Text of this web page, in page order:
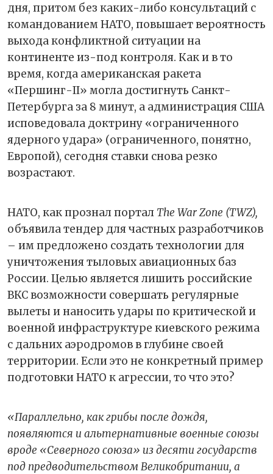
дня, притом без каких-либо консультаций с
командованием НАТО, повышает вероятность
выхода конфликтной ситуации на
континенте из-под контроля. Как и в то
время, когда американская ракета
«Першинг-II» могла достигнуть Санкт-
Петербурга за 8 минут, а администрация США
исповедовала доктрину «ограниченного
ядерного удара» (ограниченного, понятно,
Европой), сегодня ставки снова резко
возрастают.
НАТО, как прознал портал The War Zone (TWZ),
объявила тендер для частных разработчиков
– им предложено создать технологии для
уничтожения тыловых авиационных баз
России. Целью является лишить российские
ВКС возможности совершать регулярные
вылеты и наносить удары по критической и
военной инфраструктуре киевского режима
с дальних аэродромов в глубине своей
территории. Если это не конкретный пример
подготовки НАТО к агрессии, то что это?
«Параллельно, как грибы после дождя,
появляются и альтернативные военные союзы
вроде «Северного союза» из десяти государств
под предводительством Великобритании, а